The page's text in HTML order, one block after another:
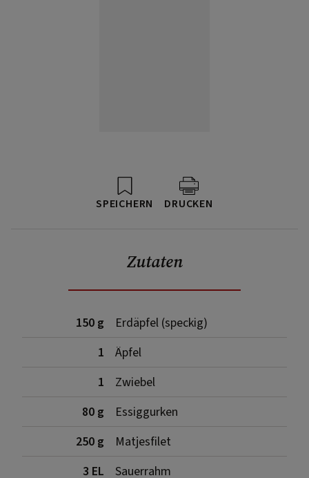
SPEICHERN DRUCKEN
Zutaten
150 g
Erdäpfel (speckig)
1
Äpfel
1
Zwiebel
80 g
Essiggurken
250 g
Matjesfilet
3 EL
Sauerrahm